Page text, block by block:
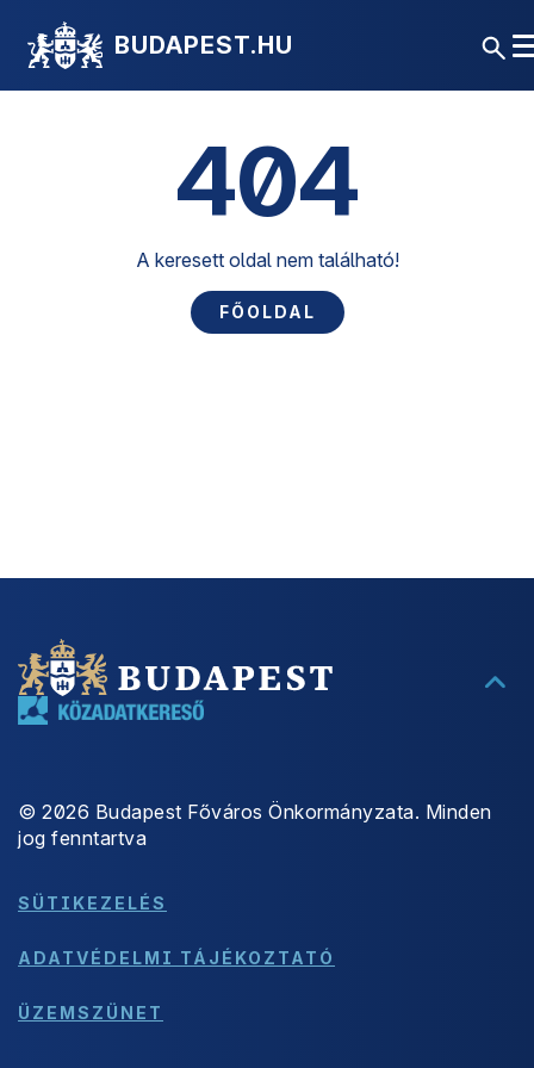
BUDAPEST.HU
404
A keresett oldal nem található!
FŐOLDAL
© 2026 Budapest Főváros Önkormányzata. Minden
jog fenntartva
SÜTIKEZELÉS
ADATVÉDELMI TÁJÉKOZTATÓ
ÜZEMSZÜNET